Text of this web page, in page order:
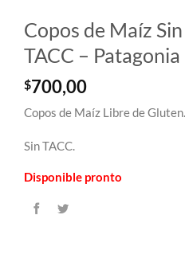
Copos de Maíz
TACC –
$700,00
Copos de Maíz Libre de Gluten.
Sin TACC.
Disponible pronto